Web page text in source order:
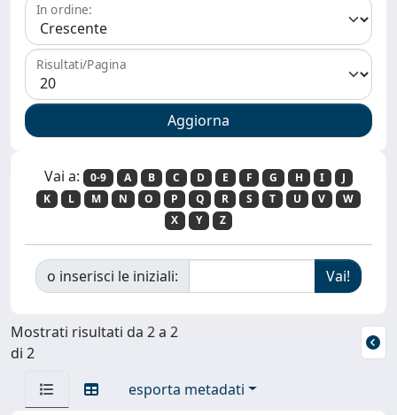
In ordine:
Risultati/Pagina
Vai a: 0-9 A B C D E F G H I
J
K
L M N O P Q R S T U V
W
X
Y Z
o inserisci le iniziali:
Mostrati risultati da 2 a 2
di 2
esporta metadati